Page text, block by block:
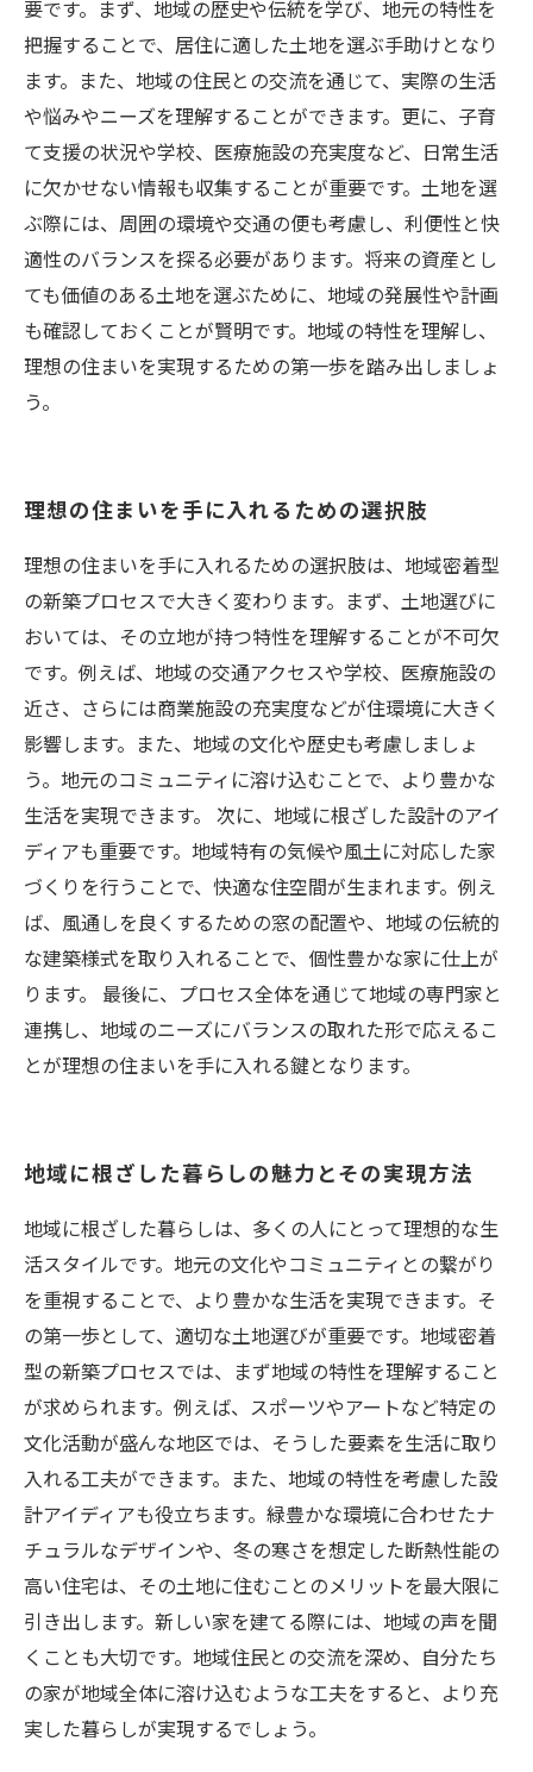
要です。まず、地域の歴史や伝統を学び、地元の特性を
把握することで、居住に適した土地を選ぶ手助けとなり
ます。また、地域の住民との交流を通じて、実際の生活
や悩みやニーズを理解することができます。更に、子育
て支援の状況や学校、医療施設の充実度など、日常生活
に欠かせない情報も収集することが重要です。土地を選
ぶ際には、周囲の環境や交通の便も考慮し、利便性と快
適性のバランスを探る必要があります。将来の資産とし
ても価値のある土地を選ぶために、地域の発展性や計画
も確認しておくことが賢明です。地域の特性を理解し、
理想の住まいを実現するための第一歩を踏み出しましょ
う。
理想の住まいを手に入れるための選択肢
理想の住まいを手に入れるための選択肢は、地域密着型
の新築プロセスで大きく変わります。まず、土地選びに
おいては、その立地が持つ特性を理解することが不可欠
です。例えば、地域の交通アクセスや学校、医療施設の
近さ、さらには商業施設の充実度などが住環境に大きく
影響します。また、地域の文化や歴史も考慮しましょ
う。地元のコミュニティに溶け込むことで、より豊かな
生活を実現できます。 次に、地域に根ざした設計のアイ
ディアも重要です。地域特有の気候や風土に対応した家
づくりを行うことで、快適な住空間が生まれます。例え
ば、風通しを良くするための窓の配置や、地域の伝統的
な建築様式を取り入れることで、個性豊かな家に仕上が
ります。 最後に、プロセス全体を通じて地域の専門家と
連携し、地域のニーズにバランスの取れた形で応えるこ
とが理想の住まいを手に入れる鍵となります。
地域に根ざした暮らしの魅力とその実現方法
地域に根ざした暮らしは、多くの人にとって理想的な生
活スタイルです。地元の文化やコミュニティとの繋がり
を重視することで、より豊かな生活を実現できます。そ
の第一歩として、適切な土地選びが重要です。地域密着
型の新築プロセスでは、まず地域の特性を理解すること
が求められます。例えば、スポーツやアートなど特定の
文化活動が盛んな地区では、そうした要素を生活に取り
入れる工夫ができます。また、地域の特性を考慮した設
計アイディアも役立ちます。緑豊かな環境に合わせたナ
チュラルなデザインや、冬の寒さを想定した断熱性能の
高い住宅は、その土地に住むことのメリットを最大限に
引き出します。新しい家を建てる際には、地域の声を聞
くことも大切です。地域住民との交流を深め、自分たち
の家が地域全体に溶け込むような工夫をすると、より充
実した暮らしが実現するでしょう。